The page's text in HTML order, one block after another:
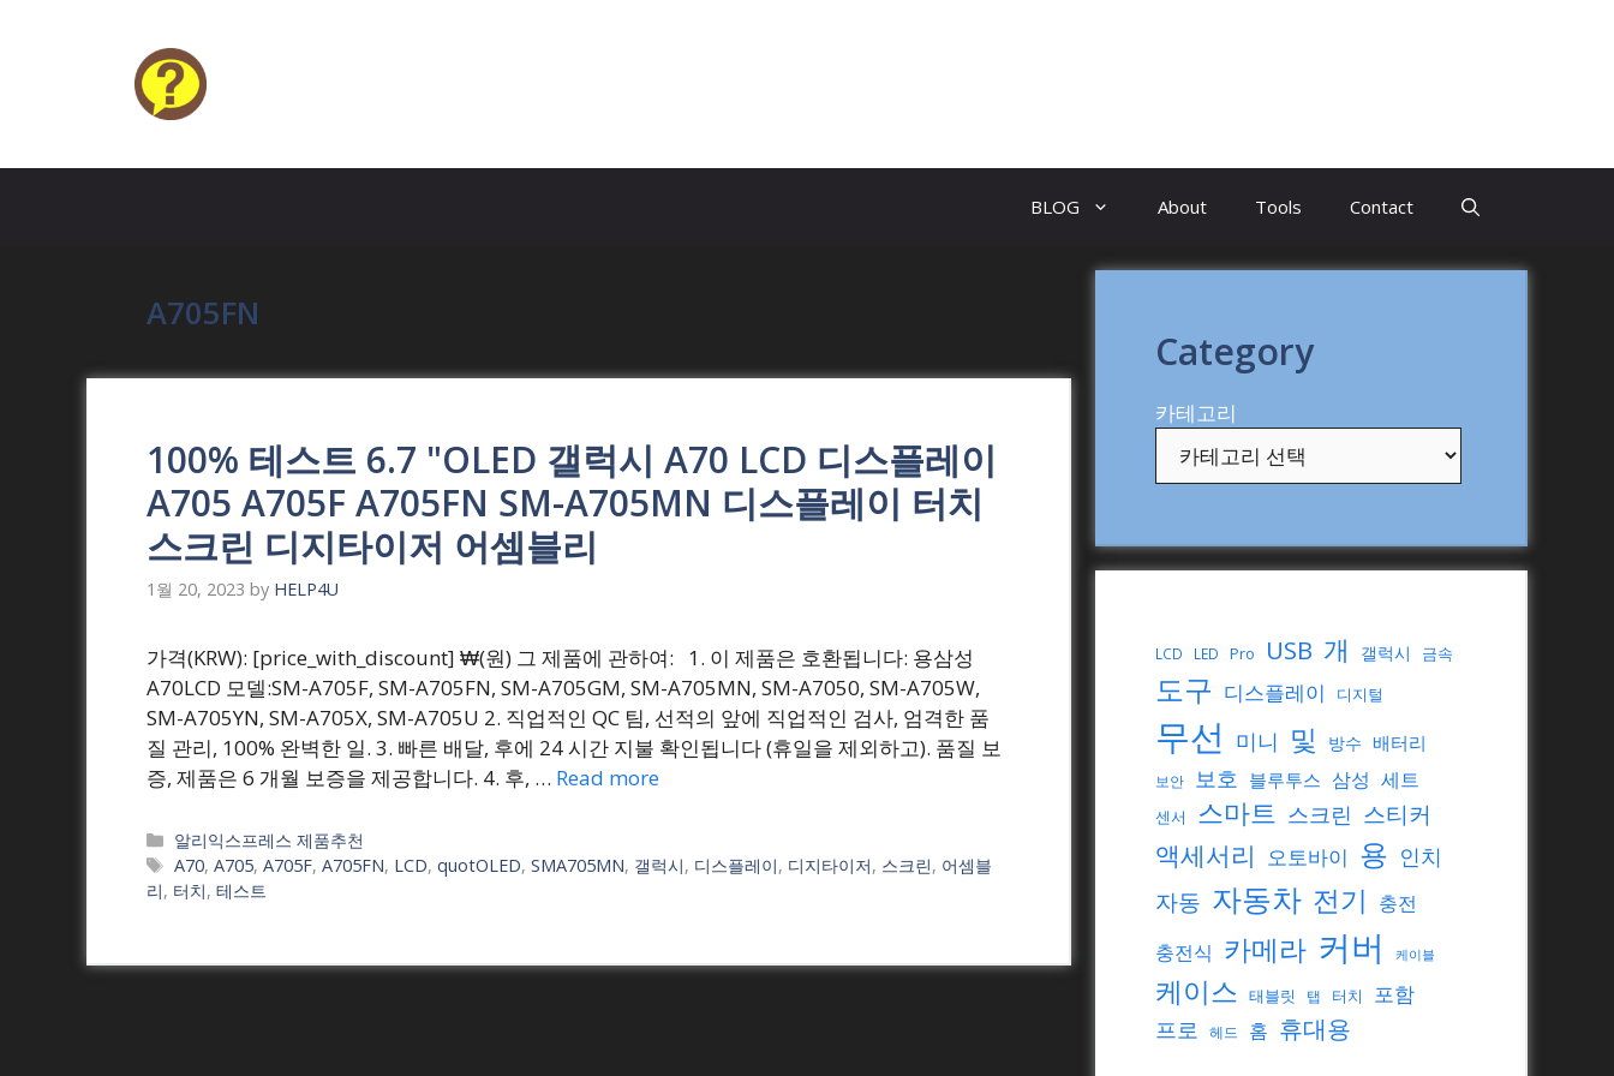
BLOG About Tools Contact
A705FN
100% 테스트 6.7 "OLED 갤럭시 A70 LCD 디스플레이
A705 A705F A705FN SM-A705MN 디스플레이 터치
스크린 디지타이저 어셈블리
1월 20, 2023 by HELP4U
가격(KRW): [price_with_discount] ₩(원) 그 제품에 관하여: 1. 이 제품은 호환됩니다: 용삼성
A70LCD 모델:SM-A705F, SM-A705FN, SM-A705GM, SM-A705MN, SM-A7050, SM-A705W,
SM-A705YN, SM-A705X, SM-A705U 2. 직업적인 QC 팀, 선적의 앞에 직업적인 검사, 엄격한 품
질 관리, 100% 완벽한 일. 3. 빠른 배달, 후에 24 시간 지불 확인됩니다 (휴일을 제외하고). 품질 보
증, 제품은 6 개월 보증을 제공합니다. 4. 후, … Read more
Categories
알리익스프레스 제품추천
Tags
A70,A705,A705F,A705FN, LCD,quotOLED,SMA705MN, 갤럭시, 디스플레이, 디지타이저, 스크린, 어셈블
리, 터치, 테스트
Category
카테고리
LCD LED Pro USB 개 갤럭시 금속
도구 디스플레이 디지털
무선 미니 및 방수 배터리
보안 보호 블루투스 삼성 세트
센서 스마트 스크린 스티커
액세서리 오토바이 용 인치
자동 자동차 전기 충전
충전식 카메라 커버 케이블
케이스 태블릿 탭 터치 포함
프로 헤드 홈 휴대용